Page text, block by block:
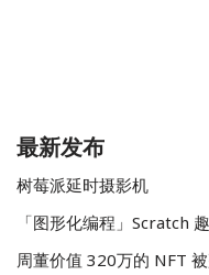
最新发布
树莓派延时摄影机
「图形化编程」Scratch
周董价值 320万的 NFT